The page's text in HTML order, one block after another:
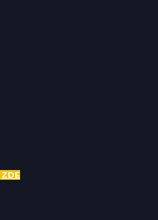
ZDE